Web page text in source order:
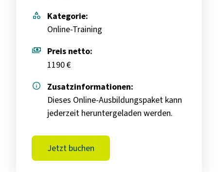
category
Kategorie:
Online-Training
payments Preis netto:
1190 €
info
Zusatzinformationen:
Dieses Online-Ausbildungspaket kann
jederzeit heruntergeladen werden.
Jetzt buchen